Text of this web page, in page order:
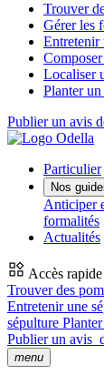
Trouver
Gérer les
Entretenir
Localiser
Planter
Publier un avis
Particulier
Nos
Anticiper
formalités
Actualités
Accès
Trouver des
Entretenir une
sépulture
Publier un avis
menu